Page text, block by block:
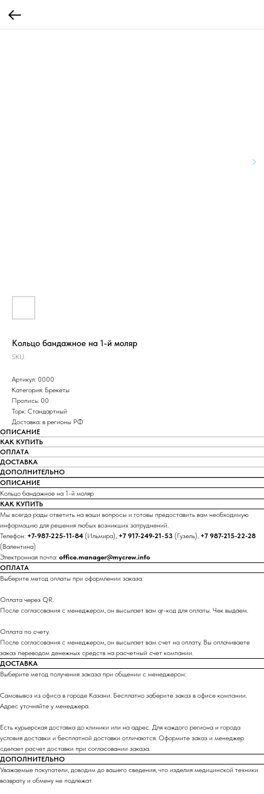
Кольцо бандажное на 1-й моляр
SKU:
Артикул: 0000
Категория: Брекеты
Пропись: 00
Торк: Стандартный
Доставка: в регионы РФ
ОПИСАНИЕ
КАК КУПИТЬ
ОПЛАТА
ДОСТАВКА
ДОПОЛНИТЕЛЬНО
ОПИСАНИЕ
Кольцо бандажное на 1-й моляр
КАК КУПИТЬ
Мы всегда рады ответить на ваши вопросы и готовы предоставить вам необходимую
информацию для решения любых возникших затруднений.
Телефон: +7-987-225-11-84 (Ильмира), +7 917-249-21-53 (Гузель), +7 987-215-22-28
(Валентина)
Электронная почта: office.manager@mycrew.info
ОПЛАТА
Выберите метод оплаты при оформлении заказа:
Оплата через QR.
После согласования с менеджером, он высылает вам qr-код для оплаты. Чек выдаем.
Оплата по счету.
После согласования с менеджером, он высылает вам счет на оплату. Вы оплачиваете
заказ переводом денежных средств на расчетный счет компании.
ДОСТАВКА
Выберите метод получения заказа при общении с менеджером:
Самовывоз из офиса в городе Казани. Бесплатно заберите заказ в офисе компании.
Адрес уточняйте у менеджера.
Есть курьерская доставка до клиники или на адрес. Для каждого региона и города
условия доставки и бесплатной доставки отличаются. Оформите заказ и менеджер
сделает расчет доставки при согласовании заказа.
ДОПОЛНИТЕЛЬНО
Уважаемые покупатели, доводим до вашего сведения, что изделия медицинской техники
возврату и обмену не подлежат.